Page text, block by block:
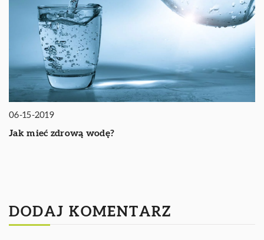
06-15-2019
Jak mieć zdrową wodę?
DODAJ KOMENTARZ